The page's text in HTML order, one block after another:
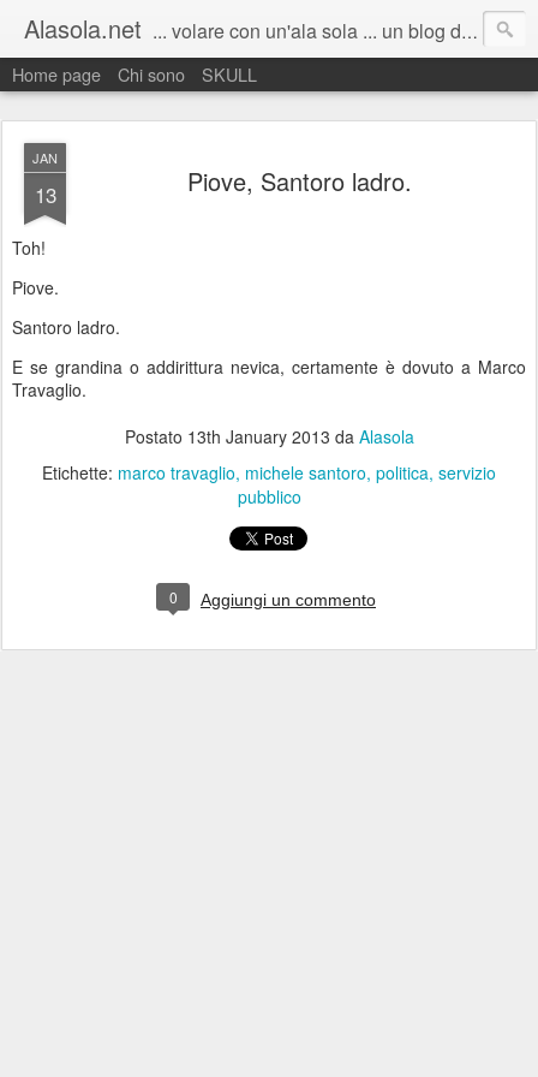
Alasola.net ... volare con un'ala sola ... un blog di Marco Fenudi: semplicemente pensieri sparsi. Scrivo poco, quando capita, all'improvviso. Benvenuti :)
Home page Chi sono SKULL
JAN
13 Piove, Santoro ladro.
Toh!
Piove.
Santoro ladro.
E se grandina o addirittura nevica, certamente è dovuto a Marco
Travaglio.
Postato 13th January 2013 da Alasola
Etichette: marco travaglio michele santoro politica servizio
pubblico
0 Aggiungi un commento